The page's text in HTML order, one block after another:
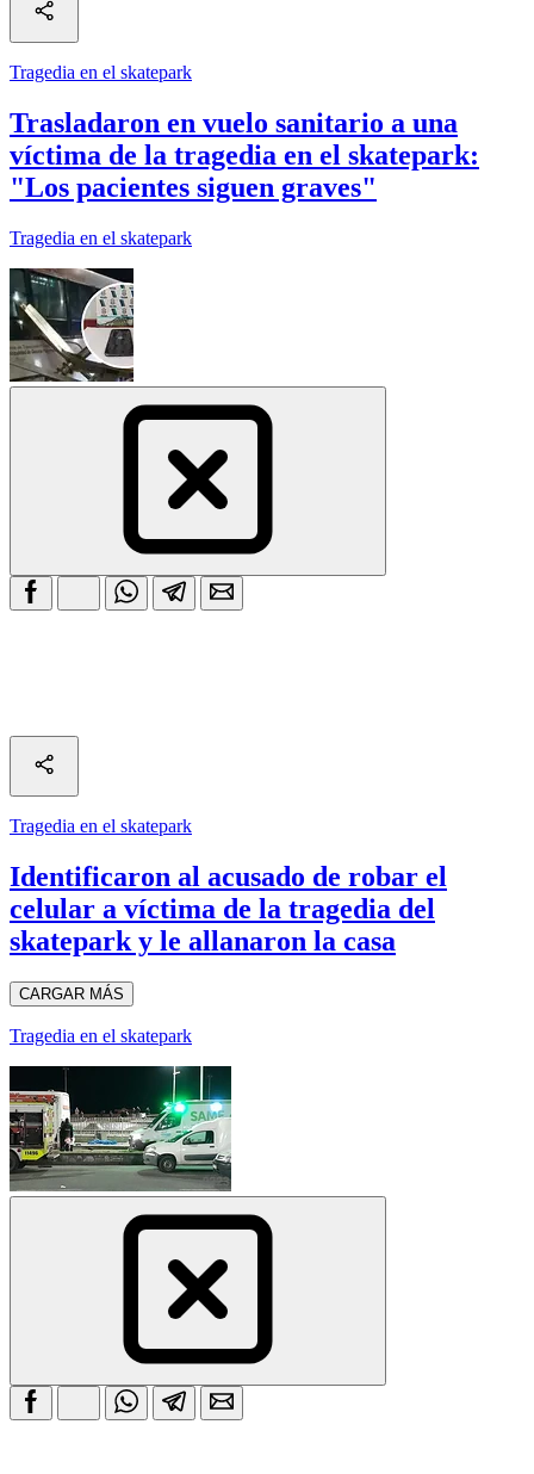
Tragedia en el skatepark
Trasladaron en vuelo sanitario a una
víctima de la tragedia en el skatepark:
"Los pacientes siguen graves"
Tragedia en el skatepark
Tragedia en el skatepark
Identificaron al acusado de robar el
celular a víctima de la tragedia del
skatepark y le allanaron la casa
CARGAR MÁS
Tragedia en el skatepark